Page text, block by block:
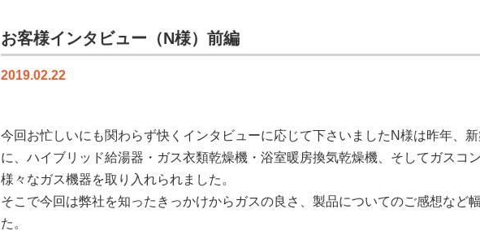
ー
（Ｎ
様）
お客様インタビュー（N様）前編
2019.02.22
今回お忙しいにも関わらず快くインタビューに応じて下さいましたN様は昨年、
に、ハイブリッド給湯器・ガス衣類乾燥機・浴室暖房換気乾燥機、そしてガスコ
様々なガス機器を取り入れられました。
そこで今回は弊社を知ったきっかけからガスの良さ、製品についてのご感想など
た。